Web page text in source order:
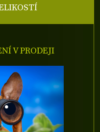
V PRODEJI